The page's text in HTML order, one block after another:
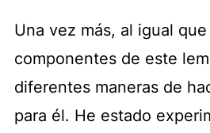
Una vez más, al igual
componentes de este
diferentes maneras de
para él. He estado